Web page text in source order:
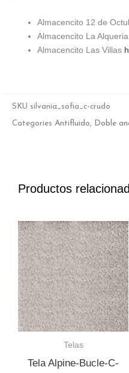
Almacencito 12 de
Almacencito La Alqueria
Almacencito Las Villas
SKU silvania_sofia_c-crudo
Categories Antifluido Doble
Productos
Telas
Tela Alpine-Bucle-C-